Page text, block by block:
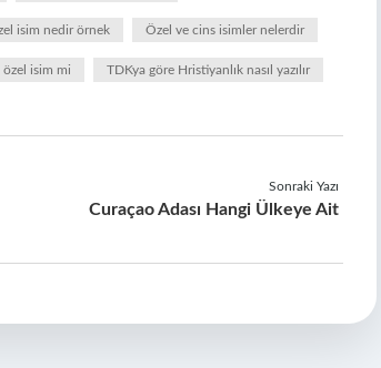
isim nedir örnek Özel ve cins isimler nelerdir
özel isim mi TDKya göre Hristiyanlık nasıl yazılır
Sonraki Yazı
Curaçao Adası Hangi Ülkeye Ait